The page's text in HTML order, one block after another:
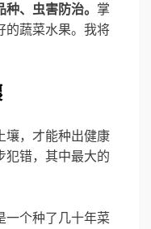
、虫害防治。 掌
的蔬菜水果。我将
壤，才能种出健康
犯错，其中最大的
一个种了几十年菜